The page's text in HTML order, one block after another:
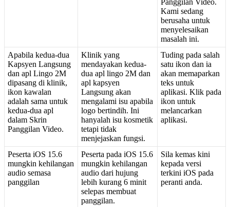
Panggilan Video.
Kami sedang
berusaha untuk
menyelesaikan
masalah ini.
Apabila kedua-dua
Kapsyen Langsung
dan apl Lingo 2M
dipasang di klinik,
ikon kawalan
adalah sama untuk
kedua-dua apl
dalam Skrin
Panggilan Video.
Klinik yang
mendayakan kedua-
dua apl lingo 2M dan
apl kapsyen
Langsung akan
mengalami isu apabila
logo bertindih. Ini
hanyalah isu kosmetik
tetapi tidak
menjejaskan fungsi.
Tuding pada salah
satu ikon dan ia
akan memaparkan
teks untuk
aplikasi. Klik pada
ikon untuk
melancarkan
aplikasi.
Peserta iOS 15.6
mungkin kehilangan
audio semasa
panggilan
Peserta pada iOS 15.6
mungkin kehilangan
audio dari hujung
lebih kurang 6 minit
selepas membuat
panggilan.
Sila kemas kini
kepada versi
terkini iOS pada
peranti anda.